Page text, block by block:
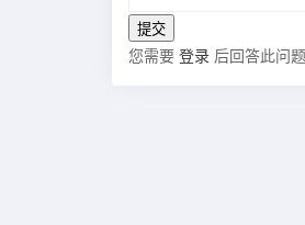
您需要 登录 后回答此问题